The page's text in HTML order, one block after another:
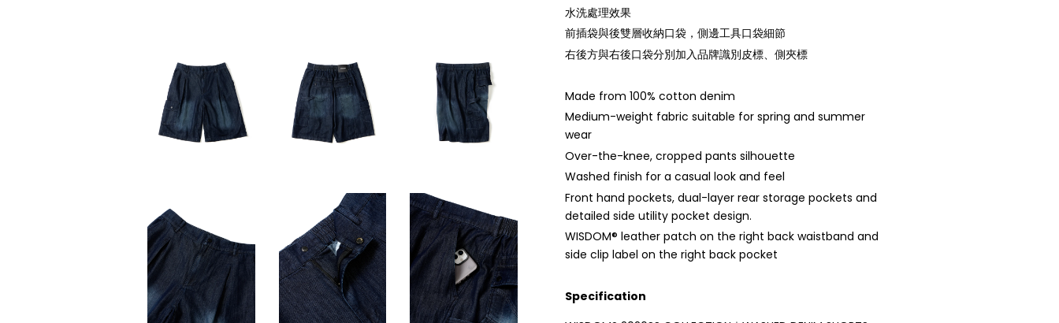
水洗處理效果
前插袋與後雙層收納口袋，側邊工具口袋細節
右後方與右後口袋分別加入品牌識別皮標、側夾標
Made from 100% cotton denim
Medium-weight fabric suitable for spring and summer
wear
Over-the-knee, cropped pants silhouette
Washed finish for a casual look and feel
Front hand pockets, dual-layer rear storage pockets and
detailed side utility pocket design.
WISDOM® leather patch on the right back waistband and
side clip label on the right back pocket
Specification